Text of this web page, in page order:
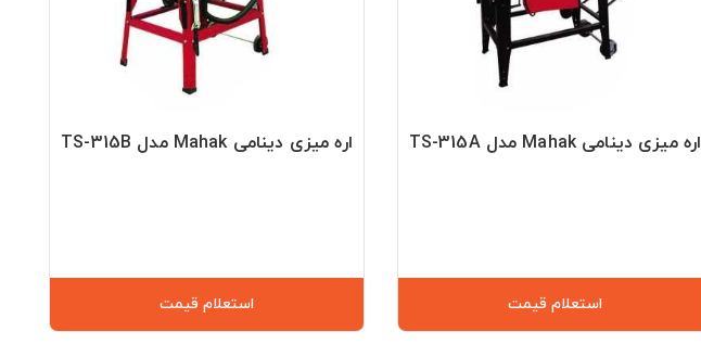
اره میزی دینامی Mahak مدل TS-315A
استعلام قیمت
اره میزی دینامی Mahak مدل TS-315B
استعلام قیمت